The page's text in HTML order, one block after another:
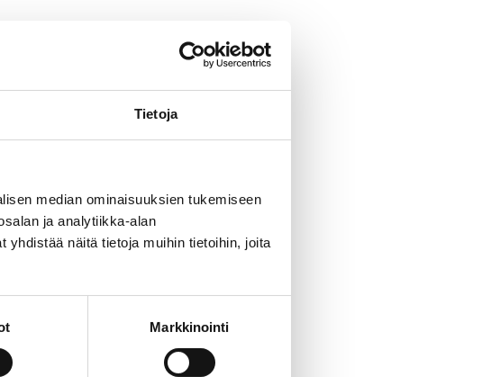
Tietoja
median ominaisuuksien tukemiseen
ja analytiikka-alan
näitä tietoja muihin tietoihin, joita
Markkinointi
yksityisen
ullakolta.
sijaitsevat aivan
100 vuotta vanhan